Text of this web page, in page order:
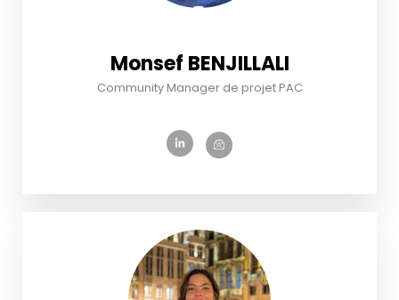
Monsef BENJILLALI
Community Manager de projet PAC